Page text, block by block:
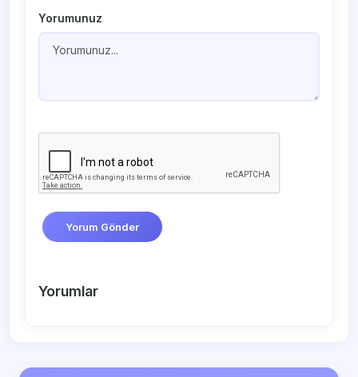
Yorumunuz
Yorum Gönder
Yorumlar